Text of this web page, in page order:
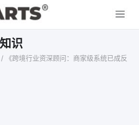
识
/
《跨境行业资深顾问：商家级系统已成反